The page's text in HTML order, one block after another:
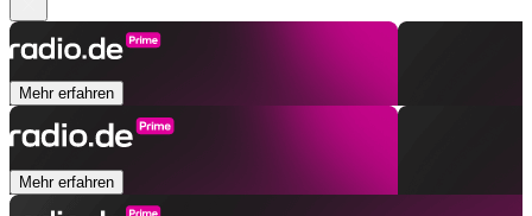
Mehr erfahren
Mehr erfahren